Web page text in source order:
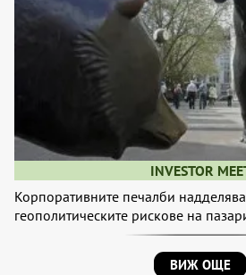
INVESTOR
Корпоративните печалби
геополитическите рискове на
ВИЖ ОЩЕ